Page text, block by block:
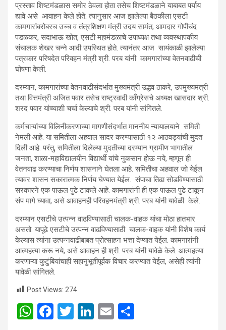
प्रस्ताव शिष्टमंडळास समोर ठेवला होता तसेच शिष्टमंडळाने याबाबत पर्याय
द्यावे असे आवाहन केले होते. त्यानुसार आज झालेल्या बैठकीला एसटी
कामगारांबरोबरच उच्च व तंत्रशिक्षण मंत्री उदय सामंत, आमदार गोपीचंद
पडळकर, सदाभाऊ खोत, एसटी महामंडळाचे उपाध्यक्ष तथा व्यवस्थापकीय
संचालक शेखर चन्ने आदी उपस्थित होते. त्यानंतर आज सायंकाळी झालेल्या
पत्रकार परिषदेत परिवहन मंत्री श्री. परब यांनी कामगारांच्या वेतनवाढीची
घोषणा केली.
दरम्यान, कामगारांच्या वेतनवाढीसंदर्भात मुख्यमंत्री उद्धव ठाकरे, उपमुख्यमंत्री
तथा वित्तमंत्री अजित पवार तसेच राष्ट्रवादी काँग्रेसचे अध्यक्ष खासदार श्री.
शरद पवार यांच्याशी चर्चा केल्याचे श्री. परब यांनी सांगितले.
कर्मचाऱ्यांच्या विलिनीकरणाच्या मागणीसंदर्भात माननीय न्यायालयाने समिती
नेमली आहे. या समितीला अहवाल सादर करण्यासाठी १२ आठवड्यांची मुदत
दिली आहे. परंतु, समितीला दिलेल्या मुदतीच्या दरम्यान ग्रामीण भागातील
जनता, शाळा-महाविद्यालयीन विद्यार्थी यांचे नुकसान होऊ नये, म्हणून ही
वेतनवाढ करण्याचा निर्णय शासनाने घेतला आहे. समितीचा अहवाल जो येईल
त्यावर शासन सकारात्मक निर्णय घेण्यात येईल. संपाचा तिढा सोडविण्यासाठी
सरकारने एक पाऊल पुढे टाकले आहे. कामगारांनी ही एक पाऊल पुढे टाकून
संप मागे घ्यावा, असे आवाहनही परिवहनमंत्री श्री. परब यांनी यावेळी केले.
दरम्यान एसटीचे उत्पन्न वाढविण्यासाठी चालक-वाहक यांचा मोठा हातभार
असतो. यापूढे एसटीचे उत्पन्न वाढविण्यासाठी चालक-वाहक यांनी विशेष कार्य
केल्यास त्यांना उत्पन्नवाढीबाबत प्रोत्साहन भत्ता देण्यात येईल. कामगारांनी
आत्महत्या करू नये, असे आवाहन ही श्री. परब यांनी यावेळे केले. आत्महत्या
करणाऱ्या कुटुंबियांचाही सहानुभूतीपूर्वक विचार करण्यात येईल, असेही त्यांनी
यावेळी सांगितले.
Post Views: 274
W F
T
Li
E